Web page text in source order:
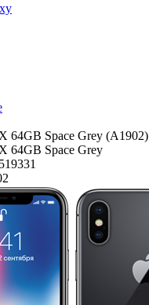
64GB Space Grey (A1902)
64GB Space Grey